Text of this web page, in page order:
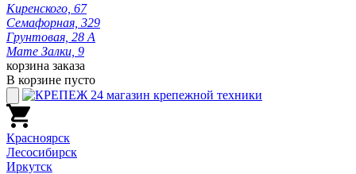
Киренского, 67
Семафорная, 329
Грунтовая, 28 А
Мате Залки, 9
корзина заказа
В корзине пусто
Красноярск
Лесосибирск
Иркутск